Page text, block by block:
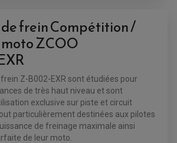
QUAD
ANODISES POUR QUAD
QUAD
/ SSV
GAZ QUAD
DE GUIDON
QUAD
frein Compétition /
ZCOO
Z-B002-EXR sont étudiées pour
de très haut niveau et sont
exclusive sur piste et circuit
particulièrement destinées aux pilotes
de freinage maximale ainsi
de leur moto.